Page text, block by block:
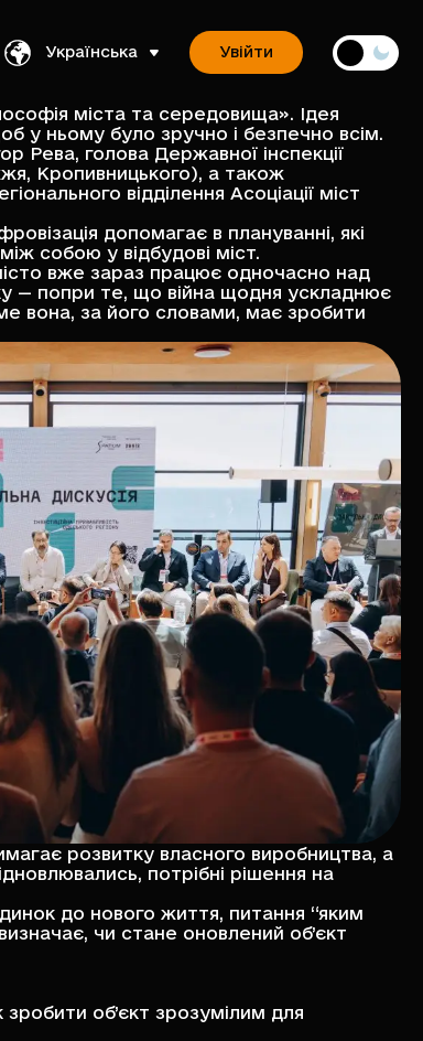
Українська Увійти
міста та середовища». Ідея
у ньому було зручно і безпечно всім.
Рева, голова Державної інспекції
Кропивницького), а також
відділення Асоціації міст
допомагає в плануванні, які
собою у відбудові міст.
вже зараз працює одночасно над
— попри те, що війна щодня ускладнює
вона, за його словами, має зробити
розвитку власного виробництва, а
потрібні рішення на
до нового життя, питання “яким
чи стане оновлений об’єкт
об’єкт зрозумілим для